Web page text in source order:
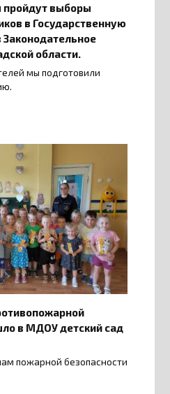
пройдут выборы
в Государственную
области.
мы подготовили
в МДОУ детский сад
пожарной безопасности